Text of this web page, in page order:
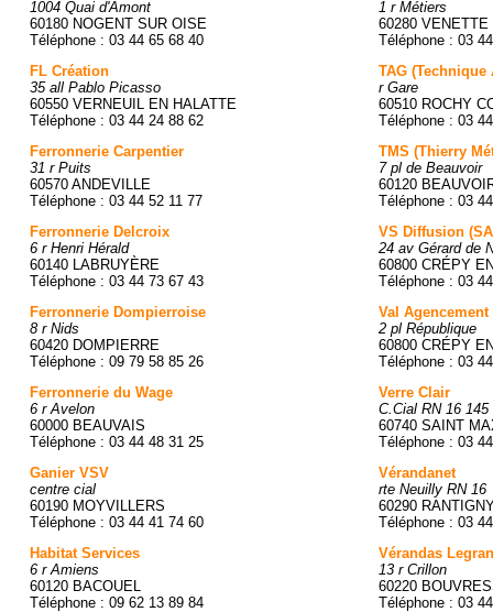
1004 Quai d'Amont
60180 NOGENT SUR OISE
Téléphone : 03 44 65 68 40
FL Création
35 all Pablo Picasso
60550 VERNEUIL EN HALATTE
Téléphone : 03 44 24 88 62
Ferronnerie Carpentier
31 r Puits
60570 ANDEVILLE
Téléphone : 03 44 52 11 77
Ferronnerie Delcroix
6 r Henri Hérald
60140 LABRUYÈRE
Téléphone : 03 44 73 67 43
Ferronnerie Dompierroise
8 r Nids
60420 DOMPIERRE
Téléphone : 09 79 58 85 26
Ferronnerie du Wage
6 r Avelon
60000 BEAUVAIS
Téléphone : 03 44 48 31 25
Ganier VSV
centre cial
60190 MOYVILLERS
Téléphone : 03 44 41 74 60
Habitat Services
6 r Amiens
60120 BACOUEL
Téléphone : 09 62 13 89 84
1 r Métiers
60280 VENETTE
Téléphone : 03
TAG
r Gare
60510 ROCHY
Téléphone : 03
TMS (Thierry
7 pl de Beauvoir
60120
Téléphone : 03
VS Diffusion
24 av Gérard de
60800 CRÉPY
Téléphone : 03
Val Agencement
2 pl République
60800 CRÉPY
Téléphone : 03
Verre Clair
C.Cial RN 16
60740 SAINT
Téléphone : 03
Vérandanet
rte Neuilly RN 16
60290
Téléphone : 03
Vérandas
13 r Crillon
60220
Téléphone : 03